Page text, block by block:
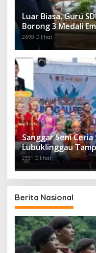
Luar Biasa, Guru
Borong 3 Medali
2690 Dilihat
Sanggar Seni Ceria
Lubuklinggau
2025
2351 Dilihat
Berita Nasional